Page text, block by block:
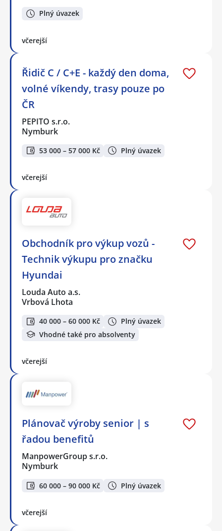
Plný úvazek
včerejší
Řidič C / C+E - každý den doma,
volné víkendy, trasy pouze po
ČR
PEPITO s.r.o.
Nymburk
53 000 – 57 000 Kč Plný úvazek
včerejší
Obchodník pro výkup vozů -
Technik výkupu pro značku
Hyundai
Louda Auto a.s.
Vrbová Lhota
40 000 – 60 000 Kč
Plný úvazek
Vhodné také pro absolventy
včerejší
Plánovač výroby senior | s
řadou benefitů
ManpowerGroup s.r.o.
Nymburk
60 000 – 90 000 Kč Plný úvazek
včerejší